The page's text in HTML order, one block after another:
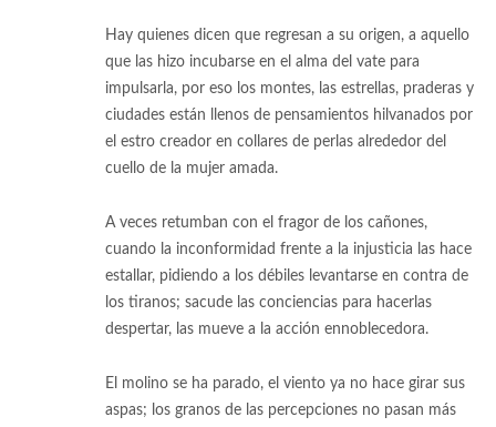
Hay quienes dicen que regresan a su origen, a aquello
que las hizo incubarse en el alma del vate para
impulsarla, por eso los montes, las estrellas, praderas y
ciudades están llenos de pensamientos hilvanados por
el estro creador en collares de perlas alrededor del
cuello de la mujer amada.
A veces retumban con el fragor de los cañones,
cuando la inconformidad frente a la injusticia las hace
estallar, pidiendo a los débiles levantarse en contra de
los tiranos; sacude las conciencias para hacerlas
despertar, las mueve a la acción ennoblecedora.
El molino se ha parado, el viento ya no hace girar sus
aspas; los granos de las percepciones no pasan más